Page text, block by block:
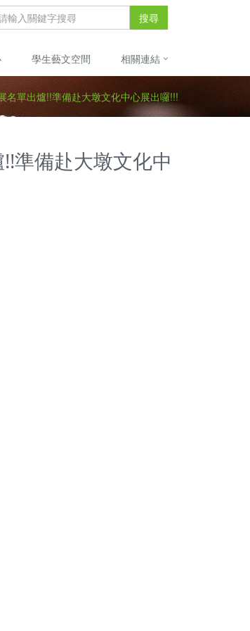
搜尋
學生藝文空間 相關連結
名單出爐!!準備赴大墩文化中心展出囉!!!
準備赴大墩文化中